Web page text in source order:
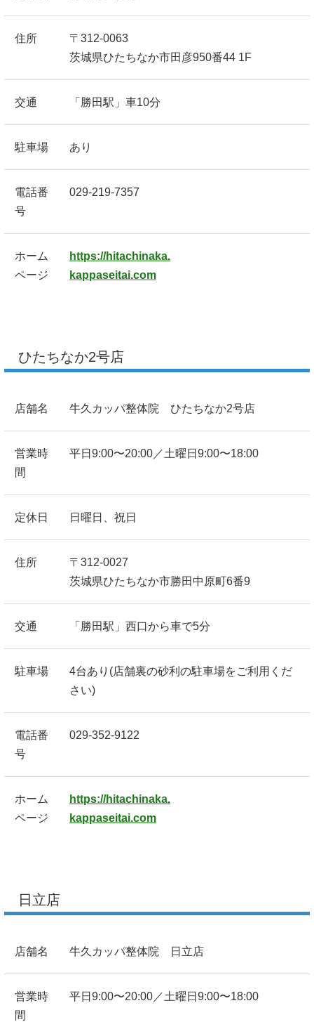
住所
〒312-0063
茨城県ひたちなか市田彦950番44 1F
交通 「勝田駅」車10分
駐車場 あり
電話番
号
029-219-7357
ホーム
ページ
https://hitachinaka.
kappaseitai.com
ひたちなか2号店
店舗名 牛久カッパ整体院 ひたちなか2号店
営業時
間
平日9:00〜20:00／土曜日9:00〜18:00
定休日 日曜日、祝日
住所
〒312-0027
茨城県ひたちなか市勝田中原町6番9
交通 「勝田駅」西口から車で5分
駐車場
4台あり(店舗裏の砂利の駐車場をご利用くだ
さい)
電話番
号
029-352-9122
ホーム
ページ
https://hitachinaka.
kappaseitai.com
日立店
店舗名 牛久カッパ整体院 日立店
営業時
間
平日9:00〜20:00／土曜日9:00〜18:00